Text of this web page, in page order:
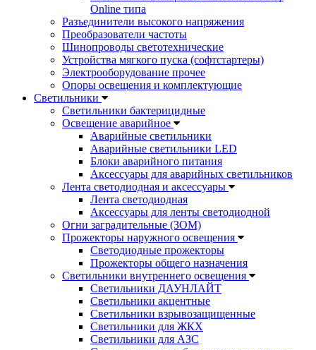
Online типа
Разъединители высокого напряжения
Преобразователи частоты
Шинопроводы светотехнические
Устройства мягкого пуска (софтстартеры)
Электрооборудование прочее
Опоры освещения и комплектующие
Светильники
Светильники бактерицидные
Освещение аварийное
Аварийные светильники
Аварийные светильники LED
Блоки аварийного питания
Аксессуары для аварийных светильников
Лента светодиодная и аксессуары
Лента светодиодная
Аксессуары для ленты светодиодной
Огни заградительные (ЗОМ)
Прожекторы наружного освещения
Светодиодные прожекторы
Прожекторы общего назначения
Светильники внутреннего освещения
Светильники ДАУНЛАЙТ
Светильники акцентные
Светильники взрывозащищенные
Светильники для ЖКХ
Светильники для АЗС